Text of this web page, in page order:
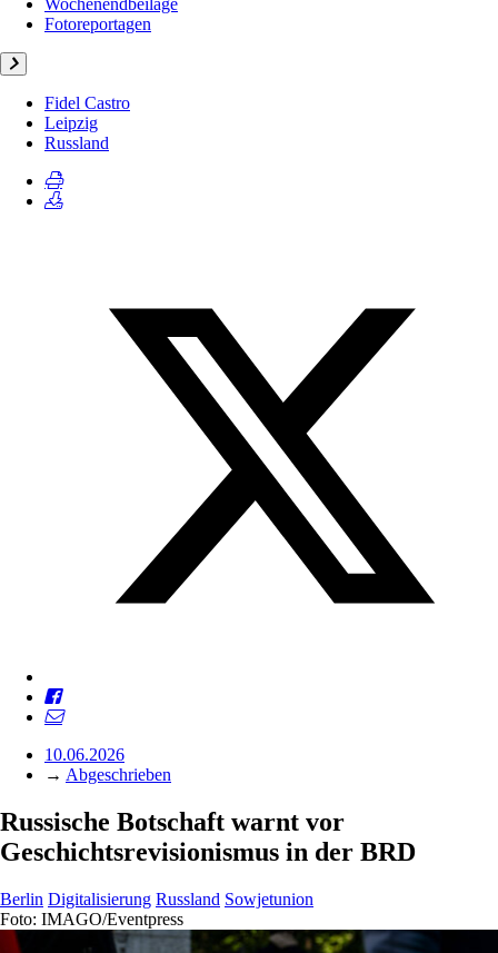
Wochenendbeilage
Fotoreportagen
Fidel Castro
Leipzig
Russland
10.06.2026
→ Abgeschrieben
Russische Botschaft warnt vor
Geschichtsrevisionismus in der BRD
Berlin Digitalisierung Russland Sowjetunion
Foto: IMAGO/Eventpress